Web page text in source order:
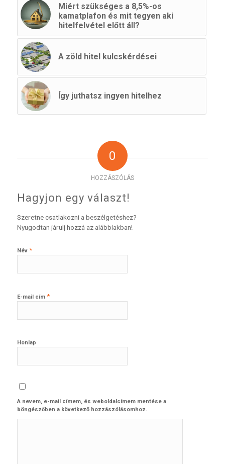
Miért szükséges a 8,5%-os
kamatplafon és mit tegyen aki
hitelfelvétel előtt áll?
A zöld hitel kulcskérdései
Így juthatsz ingyen hitelhez
0
HOZZÁSZÓLÁS
Hagyjon egy választ!
Szeretne csatlakozni a beszélgetéshez?
Nyugodtan járulj hozzá az alábbiakban!
Név *
E-mail cím *
Honlap
A nevem, e-mail címem, és weboldalcímem mentése a
böngészőben a következő hozzászólásomhoz.